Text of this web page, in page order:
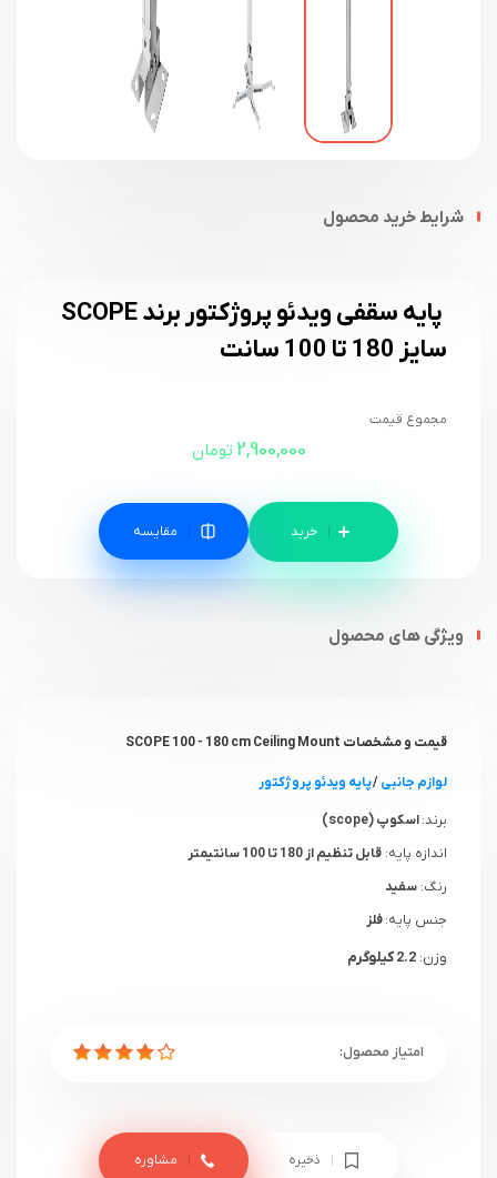
شرایط خرید محصول
پایه سقفی ویدئو پروژکتور برند SCOPE
سایز 180 تا 100 سانت
مجموع قیمت
2,900,000 تومان
مقایسه
ویژگی های محصول
قیمت و مشخصات SCOPE 100 - 180 cm Ceiling Mount
لوازم جانبی/پایه ویدئو پروژکتور
برند:اسکوپ (scope)
اندازه پایه: قابل تنظیم از 180 تا 100 سانتیمتر
رنگ: سفید
جنس پایه:فلز
وزن: 2.2 کیلوگرم
ذخیره مشاوره